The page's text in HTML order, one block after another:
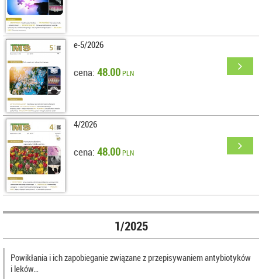
e-5/2026
cena: 48.00PLN
4/2026
cena: 48.00PLN
1/2025
Powikłania i ich zapobieganie związane z przepisywaniem antybiotyków
i leków…